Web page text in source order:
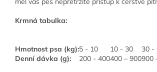
Krmná tabulka:
Hmotnost psa (kg):5 - 10 10 - 30
30 -
Denní dávka (g):
200 - 400400 – 900900